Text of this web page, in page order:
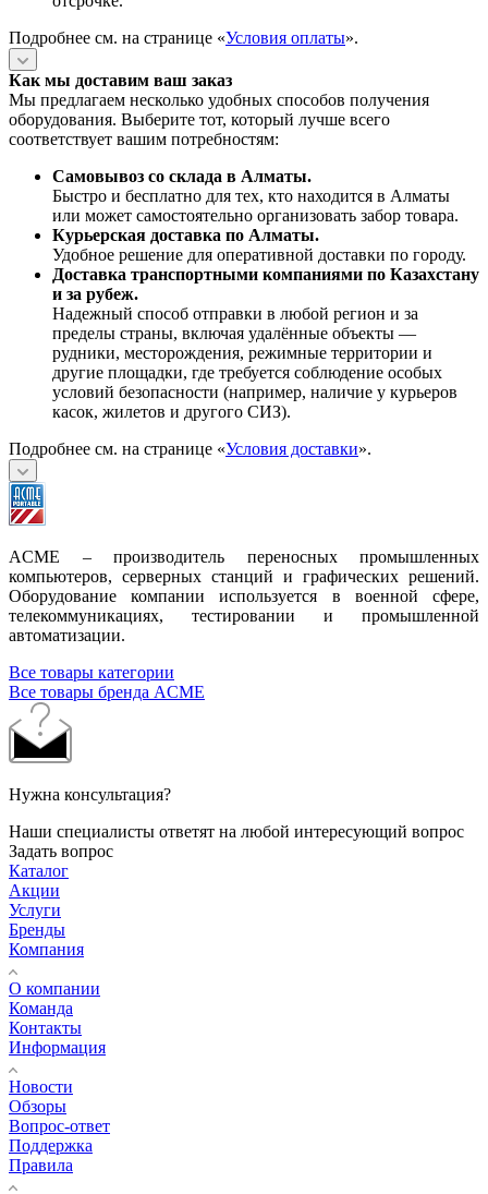
Подробнее см. на странице «Условия оплаты».
Как мы доставим ваш заказ
Мы предлагаем несколько удобных способов получения
оборудования. Выберите тот, который лучше всего
соответствует вашим потребностям:
Самовывоз со склада в Алматы.
Быстро и бесплатно для тех, кто находится в Алматы
или может самостоятельно организовать забор товара.
Курьерская доставка по Алматы.
Удобное решение для оперативной доставки по городу.
Доставка транспортными компаниями по Казахстану
и за рубеж.
Надежный способ отправки в любой регион и за
пределы страны, включая удалённые объекты —
рудники, месторождения, режимные территории и
другие площадки, где требуется соблюдение особых
условий безопасности (например, наличие у курьеров
касок, жилетов и другого СИЗ).
Подробнее см. на странице «Условия доставки».
ACME – производитель переносных промышленных
компьютеров, серверных станций и графических решений.
Оборудование компании используется в военной сфере,
телекоммуникациях, тестировании и промышленной
автоматизации.
Все товары категории
Все товары бренда ACME
Нужна консультация?
Наши специалисты ответят на любой интересующий вопрос
Задать вопрос
Каталог
Акции
Услуги
Бренды
Компания
О компании
Команда
Контакты
Информация
Новости
Обзоры
Вопрос-ответ
Поддержка
Правила